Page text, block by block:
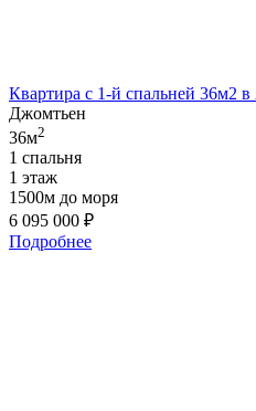
Квартира с 1-й спальней 36м2 в
Джомтьен
36м2
1 спальня
1 этаж
1500м до моря
6 095 000 ₽
Подробнее